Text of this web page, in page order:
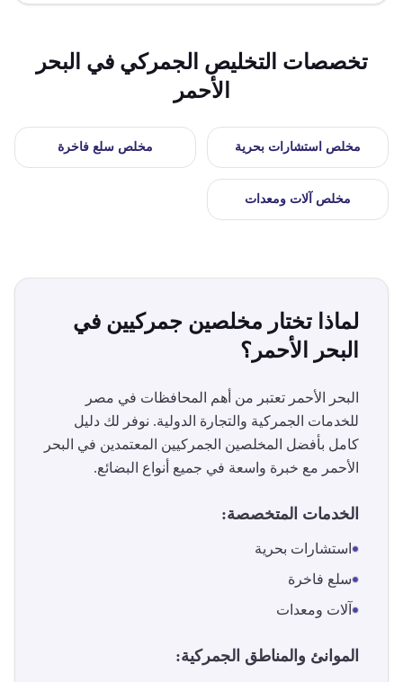
تخصصات التخليص الجمركي في البحر
الأحمر
مخلص استشارات بحرية مخلص سلع فاخرة
مخلص آلات ومعدات
لماذا تختار مخلصين جمركيين في
البحر الأحمر ؟
البحر الأحمر تعتبر من أهم المحافظات في مصر
للخدمات الجمركية والتجارة الدولية. نوفر لك دليل
كامل بأفضل المخلصين الجمركيين المعتمدين في البحر
الأحمر مع خبرة واسعة في جميع أنواع البضائع.
الخدمات المتخصصة:
استشارات بحرية
سلع فاخرة
آلات ومعدات
الموانئ والمناطق الجمركية: